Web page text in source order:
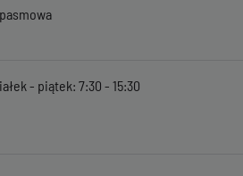
- piątek: 7:30 - 15:30